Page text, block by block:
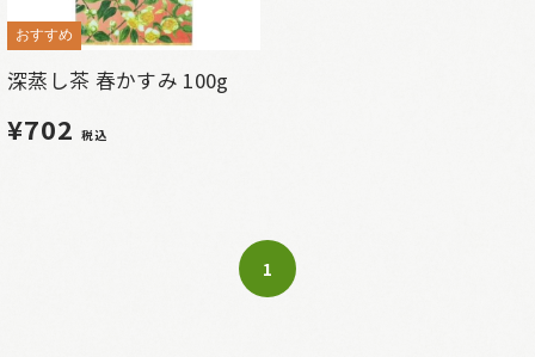
おすすめ
深蒸し茶 春かすみ 100g
¥702税込
1